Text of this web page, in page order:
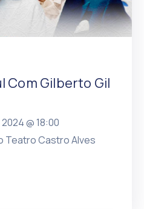
Com Gilberto Gil
@18:00
Teatro Castro Alves